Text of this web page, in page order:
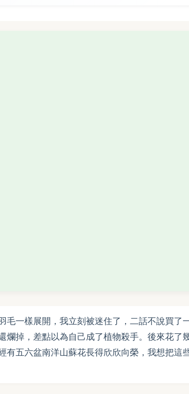
毛一樣展開，我立刻被迷住了，二話不說買了
爛掉，差點以為自己成了植物殺手。後來花了
有五六盆南洋山蘇花長得欣欣向榮，我想把這